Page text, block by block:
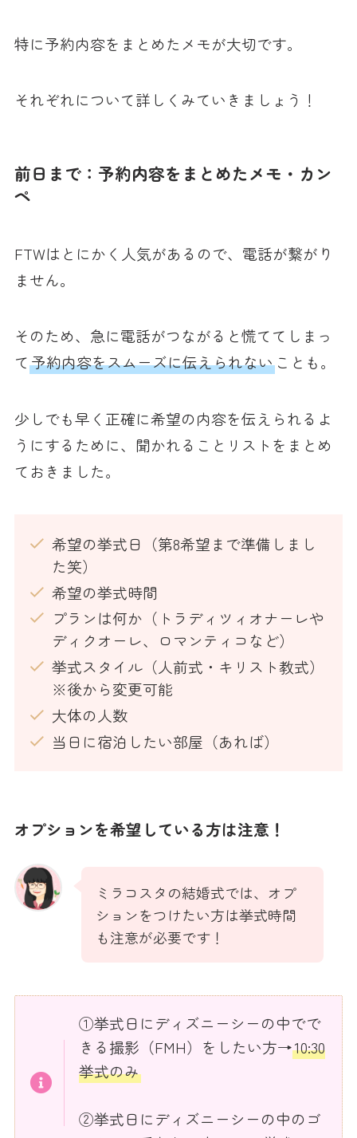
特に予約内容をまとめたメモが大切です。
それぞれについて詳しくみていきましょう！
前日まで：予約内容をまとめたメモ・カン
ペ
FTWはとにかく人気があるので、電話が繋がり
ません。
そのため、急に電話がつながると慌ててしまっ
て予約内容をスムーズに伝えられないことも。
少しでも早く正確に希望の内容を伝えられるよ
うにするために、聞かれることリストをまとめ
ておきました。
希望の挙式日（第8希望まで準備しまし
た笑）
希望の挙式時間
プランは何か（トラディツィオナーレや
ディクオーレ、ロマンティコなど）
挙式スタイル（人前式・キリスト教式）
※後から変更可能
大体の人数
当日に宿泊したい部屋（あれば）
オプションを希望している方は注意！
ミラコスタの結婚式では、オプ
ションをつけたい方は挙式時間
も注意が必要です！
①挙式日にディズニーシーの中でで
きる撮影（FMH）をしたい方→10:30
挙式のみ
②挙式日にディズニーシーの中のゴ